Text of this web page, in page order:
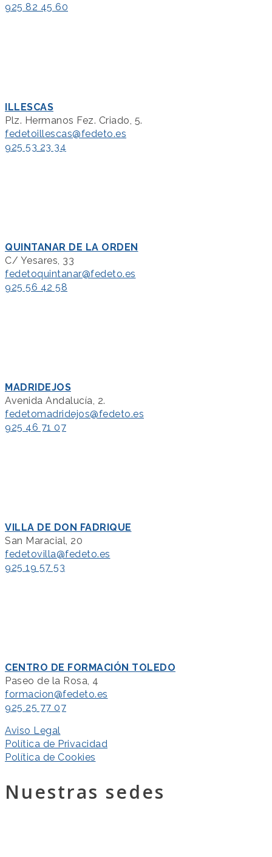
925 82 45 60
ILLESCAS
Plz. Hermanos Fez. Criado, 5.
fedetoillescas@fedeto.es
925 53 23 34
QUINTANAR DE LA ORDEN
C/ Yesares, 33
fedetoquintanar@fedeto.es
925 56 42 58
MADRIDEJOS
Avenida Andalucía, 2.
fedetomadridejos@fedeto.es
925 46 71 07
VILLA DE DON FADRIQUE
San Maracial, 20
fedetovilla@fedeto.es
925 19 57 53
CENTRO DE FORMACIÓN TOLEDO
Paseo de la Rosa, 4
formacion@fedeto.es
925 25 77 07
Aviso Legal
Política de Privacidad
Política de Cookies
Nuestras sedes